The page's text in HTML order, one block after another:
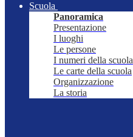
Scuola
Panoramica
Presentazione
I luoghi
Le persone
I numeri della scuola
Le carte della scuola
Organizzazione
La storia